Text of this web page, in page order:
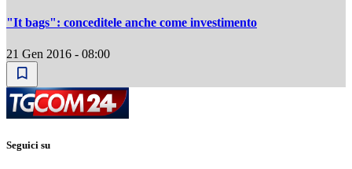
"It bags": conceditele anche come investimento
21 Gen 2016 - 08:00
Seguici su